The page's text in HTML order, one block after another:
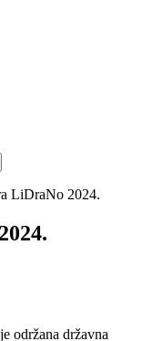
LiDraNo 2024.
održana državna